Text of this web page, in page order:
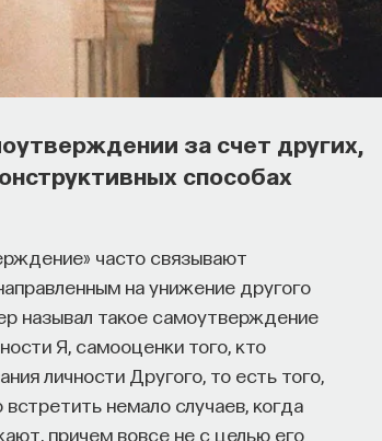
за счет других,
способах
часто связывают
на унижение другого
называл такое самоутверждение
Я, самооценки того, кто
личности Другого, то есть того,
немало случаев, когда
причем вовсе не с целью его
сервис, который
deep tech и биотех компаниях
2021 году в Лондоне он основал
превращать их идеи
запускает новый сервис —
обнаружили, что инновационные
deep tech и биотех компании.
более60%слушателей
в работе